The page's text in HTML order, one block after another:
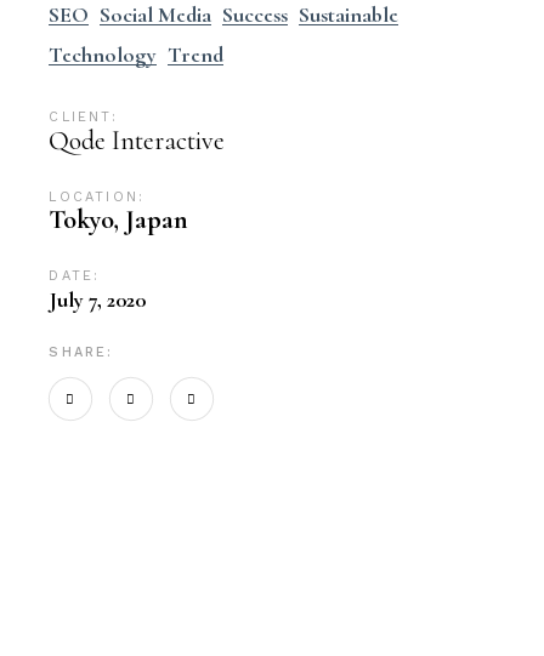
SEO Social Media Success Sustainable
Technology Trend
CLIENT:
Qode Interactive
LOCATION:
Tokyo, Japan
DATE:
July 7, 2020
SHARE: